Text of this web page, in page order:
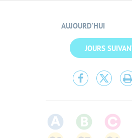
AUJOURD'HUI
JOURS
Partager
cette
Facebook
cette